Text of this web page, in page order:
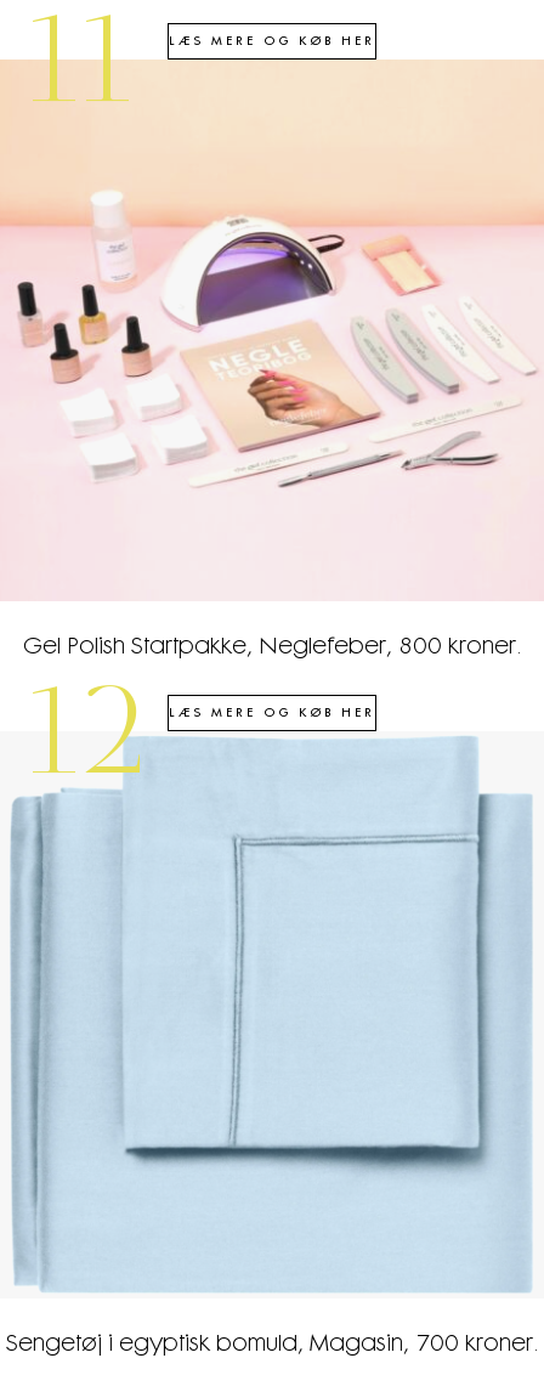
LÆS MERE OG KØB HER
11
Gel Polish Startpakke, Neglefeber, 800 kroner.
LÆS MERE OG KØB HER
12
Sengetøj i egyptisk bomuld, Magasin, 700 kroner.